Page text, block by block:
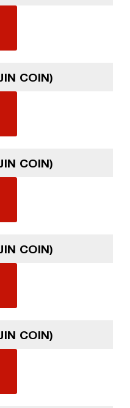
COIN)
COIN)
COIN)
COIN)